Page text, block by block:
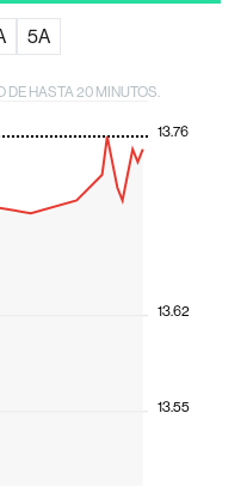
5A
DE HASTA 20 MINUTOS.
13.55
13.62
13.76